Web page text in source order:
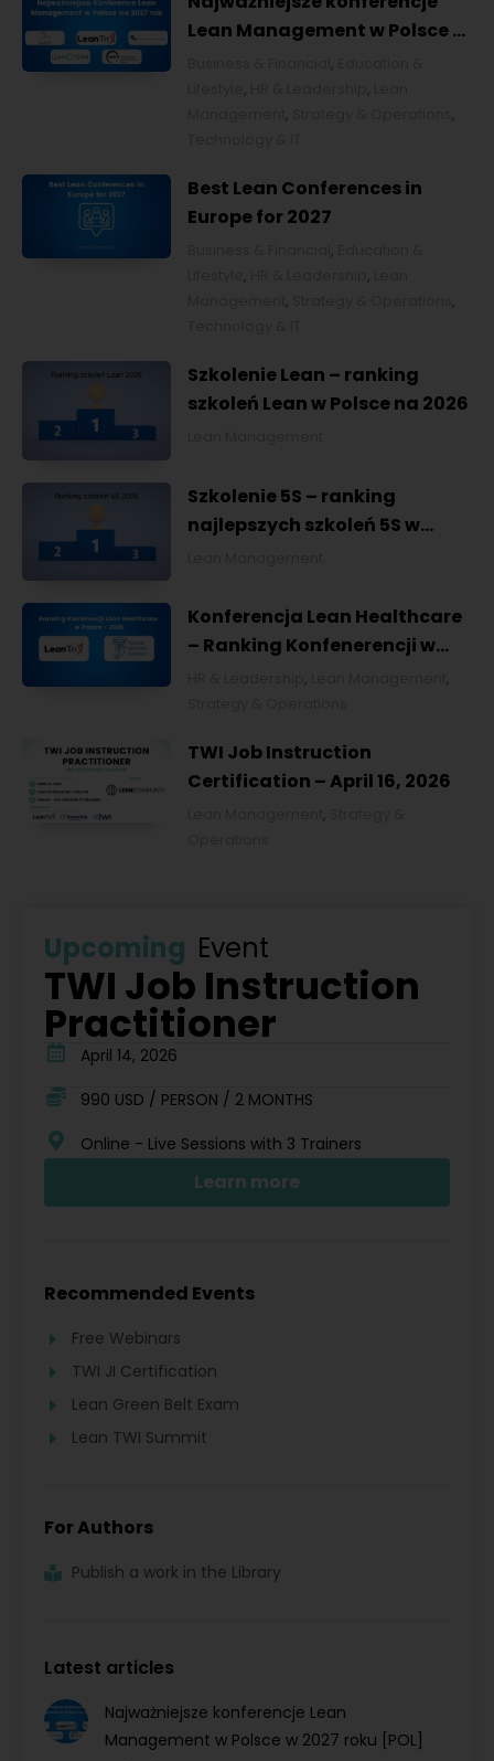
Lean Management w Polsce w
,
, ,
,
,
Best Lean Conferences in
Europe for 2027
,
, ,
,
,
Szkolenie Lean – ranking
szkoleń Lean w Polsce na 2026
Szkolenie 5S – ranking
najlepszych szkoleń 5S w
Konferencja Lean Healthcare
– Ranking Konfenerencji w
,
,
TWI Job Instruction
Certification – April 16, 2026
,
Upcoming Event
TWI Job Instruction
Practitioner
April 14, 2026
990 USD / PERSON / 2 MONTHS
Online - Live Sessions with 3 Trainers
Learn more
Recommended Events
Free Webinars
TWI JI Certification
Lean Green Belt Exam
Lean TWI Summit
For Authors
Publish a work in the Library
Latest articles
Najważniejsze konferencje Lean
Management w Polsce w 2027 roku [POL]